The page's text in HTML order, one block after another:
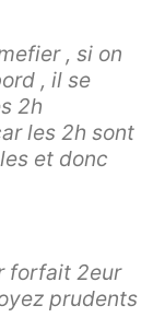
, si on
, il se
2h
les 2h sont
et donc
forfait 2eur
prudents